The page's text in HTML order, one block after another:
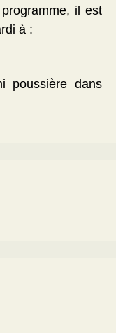
programme, il est
à :
poussière dans